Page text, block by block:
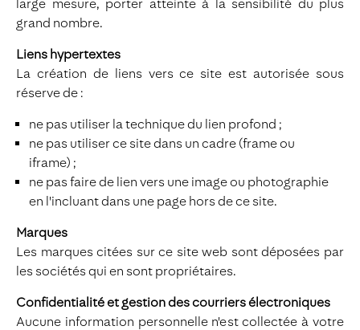
large mesure, porter atteinte à la sensibilité du plus
grand nombre.
Liens hypertextes
La création de liens vers ce site est autorisée sous
réserve de :
ne pas utiliser la technique du lien profond ;
ne pas utiliser ce site dans un cadre (frame ou
iframe) ;
ne pas faire de lien vers une image ou photographie
en l'incluant dans une page hors de ce site.
Marques
Les marques citées sur ce site web sont déposées par
les sociétés qui en sont propriétaires.
Confidentialité et gestion des courriers électroniques
Aucune information personnelle n'est collectée à votre